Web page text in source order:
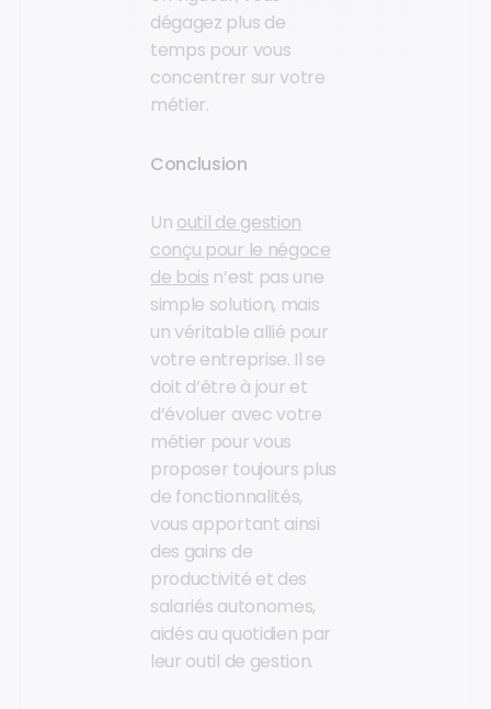
dégagez plus de
temps pour vous
concentrer sur votre
métier.
Conclusion
Un outil de gestion
conçu pour le négoce
de bois n’est pas une
simple solution, mais
un véritable allié pour
votre entreprise. Il se
doit d’être à jour et
d’évoluer avec votre
métier pour vous
proposer toujours plus
de fonctionnalités,
vous apportant ainsi
des gains de
productivité et des
salariés autonomes,
aidés au quotidien par
leur outil de gestion.